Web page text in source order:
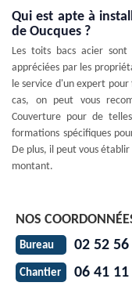
Qui est apte à
de Oucques ?
Les toits bacs acier
appréciées par les
le service d'un expert
cas, on peut vous
Couverture pour de
formations spécifiques
De plus, il peut vous
montant.
NOS
Bureau 02 52
Chantier 06 41